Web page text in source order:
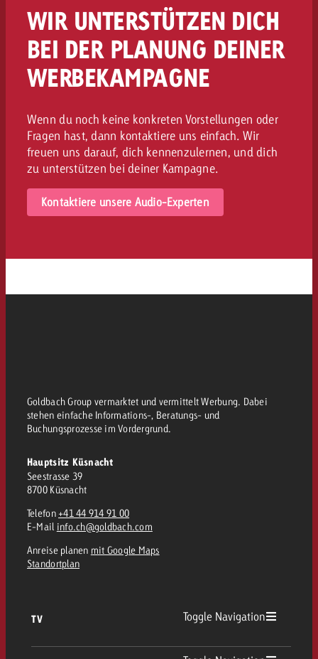
WIR UNTERSTÜTZEN DICH
BEI DER PLANUNG DEINER
WERBEKAMPAGNE
Wenn du noch keine konkreten Vorstellungen oder
Fragen hast, dann kontaktiere uns einfach. Wir
freuen uns darauf, dich kennenzulernen, und dich
zu unterstützen bei deiner Kampagne.
Kontaktiere unsere Audio-Experten
Goldbach Group vermarktet und vermittelt Werbung. Dabei
stehen einfache Informations-, Beratungs- und
Buchungsprozesse im Vordergrund.
Hauptsitz Küsnacht
Seestrasse 39
8700 Küsnacht
Telefon +41 44 914 91 00
E-Mail info.ch@goldbach.com
Anreise planen mit Google Maps
Standortplan
TV Toggle Navigation